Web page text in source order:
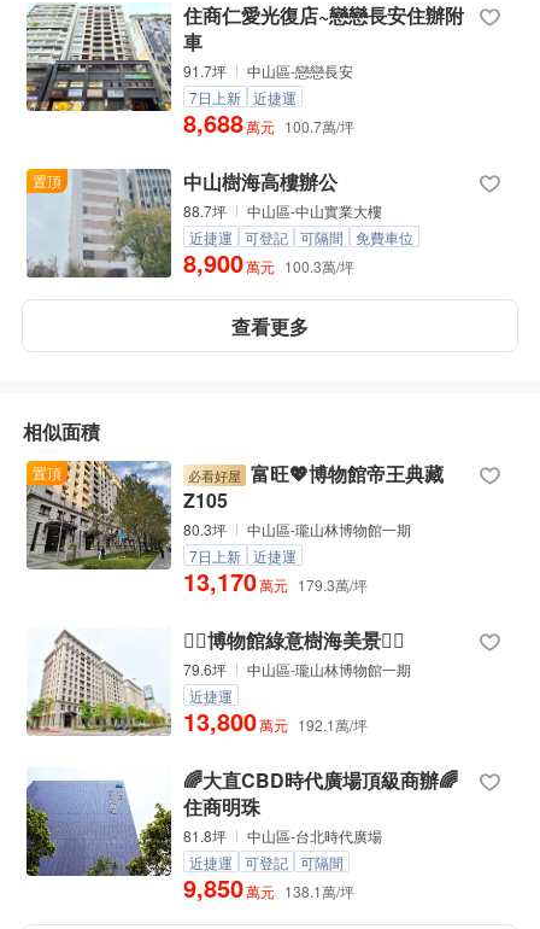
住商仁愛光復店~戀戀長安住辦附
車
91.7坪
中山區-戀戀長安
7日上新 近捷運
8,688萬元 100.7萬/坪
置頂 中山樹海高樓辦公
88.7坪
中山區-中山實業大樓
近捷運
可登記 可隔間 免費車位
8,900萬元 100.3萬/坪
查看更多
相似面積
置頂 必看好屋 富旺💖博物館帝王典藏
Z105
80.3坪
中山區-瓏山林博物館一期
7日上新 近捷運
13,170萬元 179.3萬/坪
🏳️‍🌈博物館綠意樹海美景🏳️‍🌈
79.6坪
中山區-瓏山林博物館一期
近捷運
13,800萬元 192.1萬/坪
🌈大直CBD時代廣場頂級商辦🌈
住商明珠
81.8坪
中山區-台北時代廣場
近捷運
可登記 可隔間
9,850萬元 138.1萬/坪